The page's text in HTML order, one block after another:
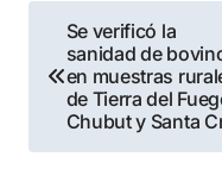
Navegación
de
entradas
Se verificó la
sanidad de
en muestras
de Tierra del
Chubut y Santa